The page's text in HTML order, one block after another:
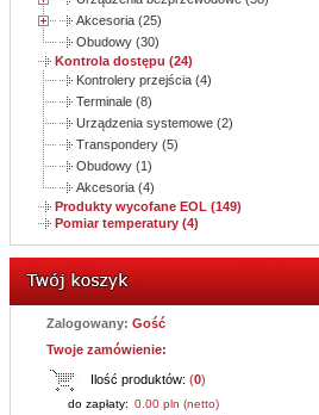
Akcesoria (25)
Obudowy (30)
Kontrola dostępu (24)
Kontrolery przejścia (4)
Terminale (8)
Urządzenia systemowe (2)
Transpondery (5)
Obudowy (1)
Akcesoria (4)
Produkty wycofane EOL (149)
Pomiar temperatury (4)
Zalogowany: Gość
Twoje zamówienie:
Ilość produktów: (0)
do zapłaty: 0.00 pln (netto)